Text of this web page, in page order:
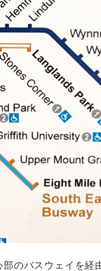
のバスウェイを経